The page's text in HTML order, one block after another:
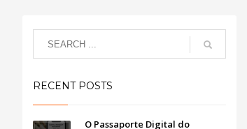
RECENT POSTS
O Passaporte Digital do